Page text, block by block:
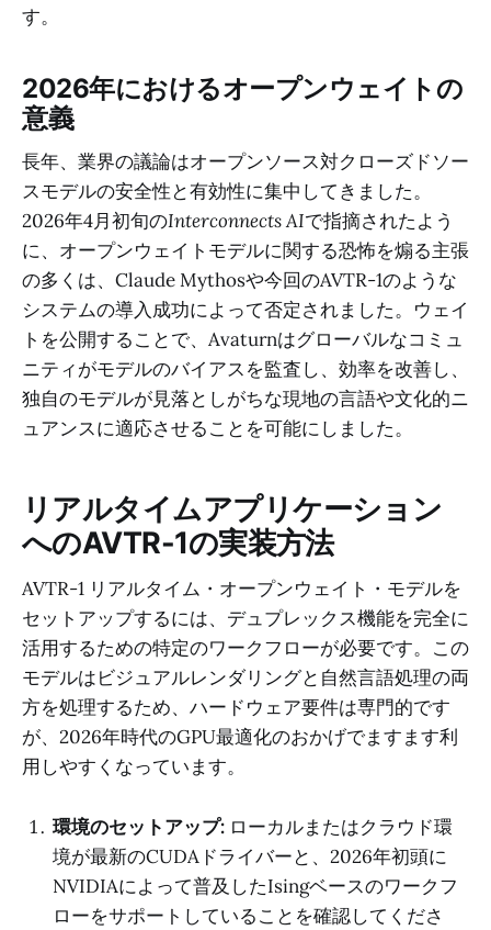
す。
2026年におけるオープンウェイトの
意義
長年、業界の議論はオープンソース対クローズドソー
スモデルの安全性と有効性に集中してきました。
2026年4月初旬のInterconnects AIで指摘されたよう
に、オープンウェイトモデルに関する恐怖を煽る主張
の多くは、Claude Mythosや今回のAVTR-1のような
システムの導入成功によって否定されました。ウェイ
トを公開することで、Avaturnはグローバルなコミュ
ニティがモデルのバイアスを監査し、効率を改善し、
独自のモデルが見落としがちな現地の言語や文化的ニ
ュアンスに適応させることを可能にしました。
リアルタイムアプリケーション
へのAVTR-1の実装方法
AVTR-1 リアルタイム・オープンウェイト・モデルを
セットアップするには、デュプレックス機能を完全に
活用するための特定のワークフローが必要です。この
モデルはビジュアルレンダリングと自然言語処理の両
方を処理するため、ハードウェア要件は専門的です
が、2026年時代のGPU最適化のおかげでますます利
用しやすくなっています。
環境のセットアップ: ローカルまたはクラウド環
境が最新のCUDAドライバーと、2026年初頭に
NVIDIAによって普及したIsingベースのワークフ
ローをサポートしていることを確認してくださ